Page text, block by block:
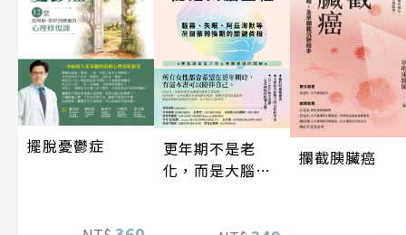
擺脫憂鬱症
更年期不是老
化，而是大腦重
攔截胰臟癌